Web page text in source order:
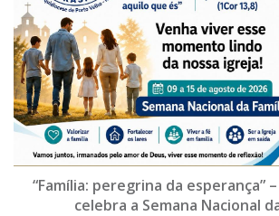
“Família: peregrina da esperança”
celebra a Semana Nacional